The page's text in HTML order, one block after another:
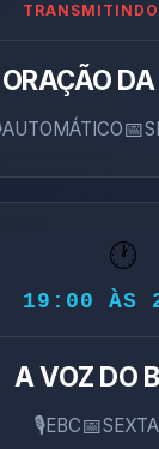
ORAÇÃO
AUTOMÁTICO📅
🕐
19:00 ÀS
A VOZ DO
🎙️EBC📅